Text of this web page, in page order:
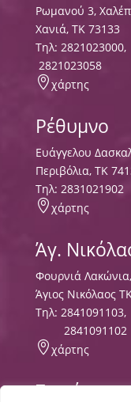
Ρωμανού 3,
Χανιά, ΤΚ 73133
Τηλ: 2821023000,
2821023058
χάρτης
Ρέθυμνο
Ευάγγελου
Περιβόλια, ΤΚ
Tηλ: 2831021902
χάρτης
Άγ.
Φουρνιά Λακώνια,
Άγιος Νικόλαος
Τηλ: 2841091103,
2841091102
χάρτης
Σητεία